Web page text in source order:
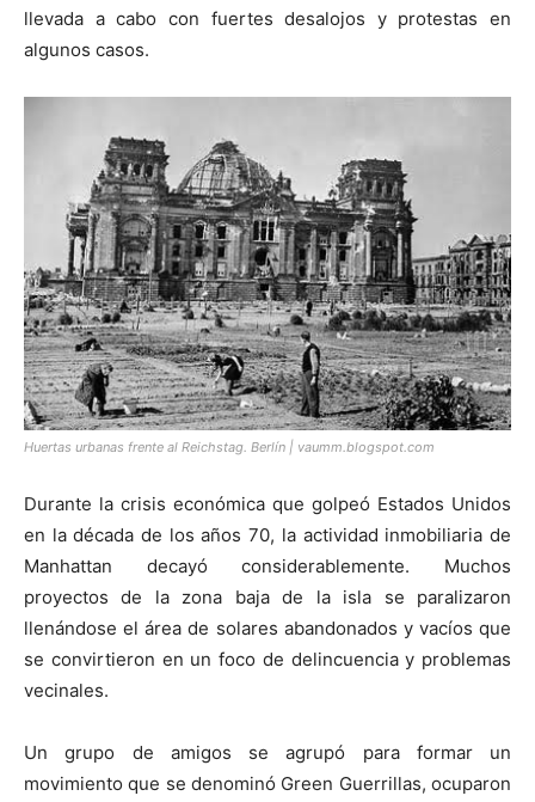
llevada a cabo con fuertes desalojos y protestas en
algunos casos.
Huertas urbanas frente al Reichstag. Berlín | vaumm.blogspot.com
Durante la crisis económica que golpeó Estados Unidos
en la década de los años 70, la actividad inmobiliaria de
Manhattan decayó considerablemente. Muchos
proyectos de la zona baja de la isla se paralizaron
llenándose el área de solares abandonados y vacíos que
se convirtieron en un foco de delincuencia y problemas
vecinales.
Un grupo de amigos se agrupó para formar un
movimiento que se denominó Green Guerrillas, ocuparon